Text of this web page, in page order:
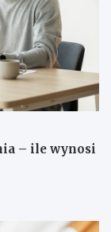
– ile wynosi